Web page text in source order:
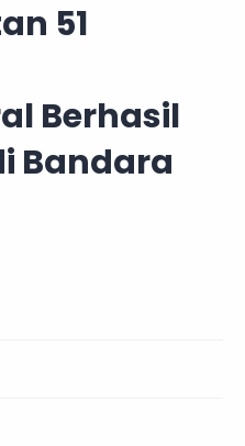
51
Berhasil
Bandara